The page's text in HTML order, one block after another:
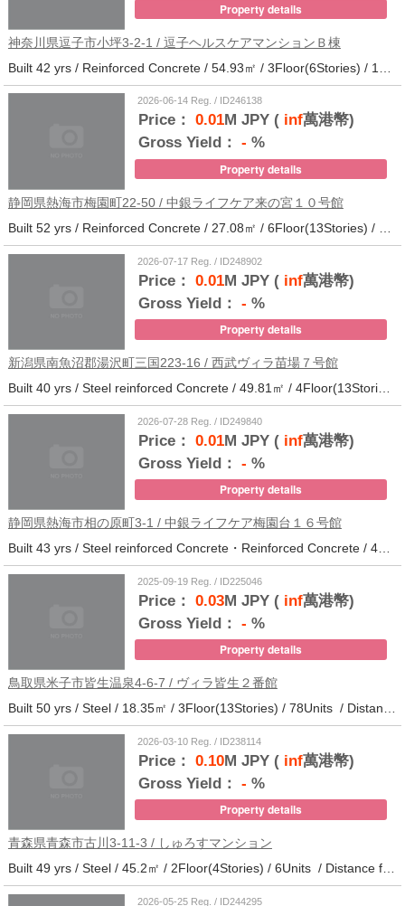
Property details
神奈川県逗子市小坪3-2-1 / 逗子ヘルスケアマンションＢ棟
2026-06-14 Reg. / ID246138
Price： 0.01M JPY (inf萬港幣)
Gross Yield： - %
Property details
静岡県熱海市梅園町22-50 / 中銀ライフケア来の宮１０号館
2026-07-17 Reg. / ID248902
Price： 0.01M JPY (inf萬港幣)
Gross Yield： - %
Property details
新潟県南魚沼郡湯沢町三国223-16 / 西武ヴィラ苗場７号館
Built 40 yrs / Steel reinforced Concrete / 49.81㎡ / 4Floor(13Stories) / 370Units / Distance from the station.
2026-07-28 Reg. / ID249840
Price： 0.01M JPY (inf萬港幣)
Gross Yield： - %
Property details
静岡県熱海市相の原町3-1 / 中銀ライフケア梅園台１６号館
Built 43 yrs / Steel reinforced Concrete・Reinforced Concrete / 44.37㎡ / 14Floor(14Stories) / 294Units / Distance from the station.25
2025-09-19 Reg. / ID225046
Price： 0.03M JPY (inf萬港幣)
Gross Yield： - %
Property details
鳥取県米子市皆生温泉4-6-7 / ヴィラ皆生２番館
Built 50 yrs / Steel / 18.35㎡ / 3Floor(13Stories) / 78Units / Distance from the station.
2026-03-10 Reg. / ID238114
Price： 0.10M JPY (inf萬港幣)
Gross Yield： - %
Property details
青森県青森市古川3-11-3 / しゅろすマンション
Built 49 yrs / Steel / 45.2㎡ / 2Floor(4Stories) / 6Units / Distance from the station.11
2026-05-25 Reg. / ID244295